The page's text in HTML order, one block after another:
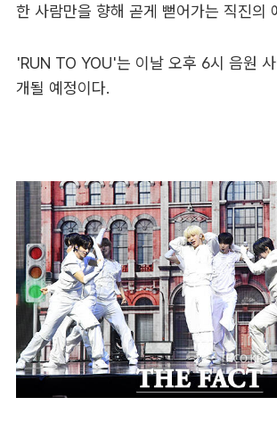
한 사람만을 향해 곧게 뻗어가는 직진의
'RUN TO YOU'는 이날 오후 6시 음원
개될 예정이다.